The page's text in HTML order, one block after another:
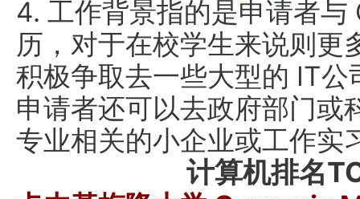
4. 工作背景指的是申请者
历，对于在校学生来说则更
积极争取去一些大型的 IT公
申请者还可以去政府部门或
专业相关的小企业或工作实
计算机排名